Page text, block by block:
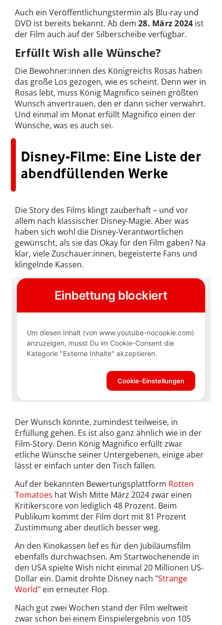
Auch ein Veröffentlichungstermin als Blu-ray und
DVD ist bereits bekannt. Ab dem 28. März 2024 ist
der Film auch auf der Silberscheibe verfügbar.
Erfüllt Wish alle Wünsche?
Die Bewohner:innen des Königreichs Rosas haben
das große Los gezogen, wie es scheint. Denn wer in
Rosas lebt, muss König Magnifico seinen größten
Wunsch anvertrauen, den er dann sicher verwahrt.
Und einmal im Monat erfüllt Magnifico einen der
Wünsche, was es auch sei.
Disney-Filme: Eine Liste der
abendfüllenden Werke
Die Story des Films klingt zauberhaft – und vor
allem nach klassischer Disney-Magie. Aber was
haben sich wohl die Disney-Verantwortlichen
gewünscht, als sie das Okay für den Film gaben? Na
klar, viele Zuschauer:innen, begeisterte Fans und
klingelnde Kassen.
Der Wunsch könnte, zumindest teilweise, in
Erfüllung gehen. Es ist also ganz ähnlich wie in der
Film-Story. Denn König Magnifico erfüllt zwar
etliche Wünsche seiner Untergebenen, einige aber
lässt er einfach unter den Tisch fallen.
Auf der bekannten Bewertungsplattform Rotten
Tomatoes hat Wish Mitte März 2024 zwar einen
Kritikerscore von lediglich 48 Prozent. Beim
Publikum kommt der Film dort mit 81 Prozent
Zustimmung aber deutlich besser weg.
An den Kinokassen lief es für den Jubiläumsfilm
ebenfalls durchwachsen. Am Startwochenende in
den USA spielte Wish nicht einmal 20 Millionen US-
Dollar ein. Damit drohte Disney nach "Strange
World" ein erneuter Flop.
Nach gut zwei Wochen stand der Film weltweit
zwar schon bei einem Einspielergebnis von 105